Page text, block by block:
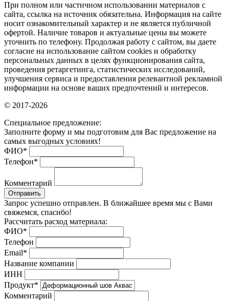
При полном или частичном использовании материалов с
сайта, ссылка на источник обязательна. Информация на сайте
носит ознакомительный характер и не является публичной
офертой. Наличие товаров и актуальные цены вы можете
уточнить по телефону. Продолжая работу с сайтом, вы даете
согласие на использование сайтом cookies и обработку
персональных данных в целях функционирования сайта,
проведения ретаргетинга, статистических исследований,
улучшения сервиса и предоставления релевантной рекламной
информации на основе ваших предпочтений и интересов.
© 2017-2026
Специальное предложение:
Заполните форму и мы подготовим для Вас предложение на
самых выгодных условиях!
ФИО*
Телефон*
Комментарий
Отправить
Запрос успешно отправлен. В ближайшее время мы с Вами
свяжемся, спасибо!
Рассчитать расход материала:
ФИО*
Телефон
Email*
Название компании
ИНН
Продукт*
Комментарий